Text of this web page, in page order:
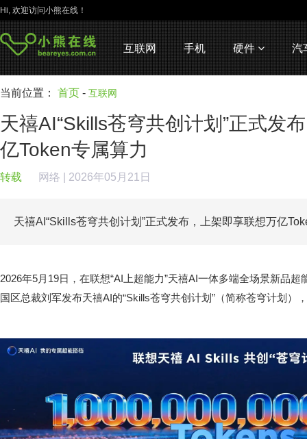
Hi, 欢迎访问小熊在线！
互联网 手机 硬件 汽
当前位置： 首页 - 互联网
天禧AI“Skills苍穹共创计划”正式发
亿Token专属算力
转载 网络 | 2026年05月21日
天禧AI“Skills苍穹共创计划”正式发布，上架即享联想万亿
2026年5月19日，在联想“AI上超能力”天禧AI一体多端全场景新品
国区总裁刘军发布天禧AI的“Skills苍穹共创计划”（简称苍穹计划）